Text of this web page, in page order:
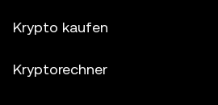
Krypto kaufen
Kryptorechner